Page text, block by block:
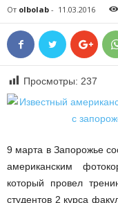
От olbolab - 11.03.2016
Просмотры: 237
9 марта в Запорожье
американским
который провел
студентов 2 курса